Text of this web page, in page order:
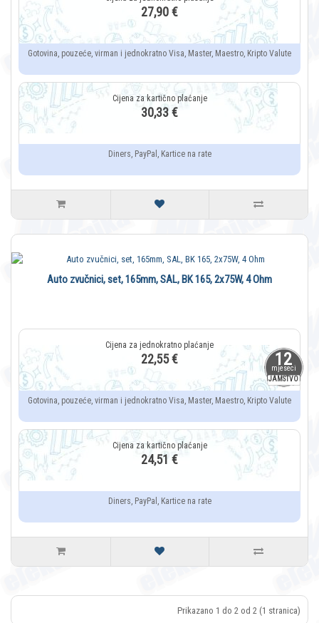
27,90 €
Gotovina, pouzeće, virman i jednokratno Visa, Master, Maestro, Kripto Valute
30,33 €
Diners, PayPal, Kartice na rate
12
mjeseci
JAMSTVO
Auto zvučnici, set, 165mm, SAL, BK 165, 2x75W, 4 Ohm
22,55 €
Gotovina, pouzeće, virman i jednokratno Visa, Master, Maestro, Kripto Valute
24,51 €
Diners, PayPal, Kartice na rate
Prikazano 1 do 2 od 2 (1 stranica)